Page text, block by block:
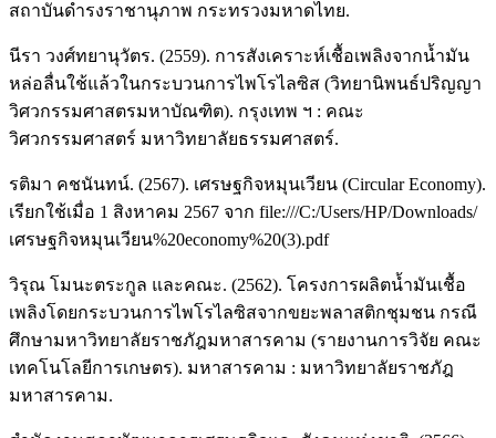
สถาบันดำรงราชานุภาพ กระทรวงมหาดไทย.
นีรา วงศ์ทยานุวัตร. (2559). การสังเคราะห์เชื้อเพลิงจากน้ำมัน
หล่อลื่นใช้แล้วในกระบวนการไพโรไลซิส (วิทยานิพนธ์ปริญญา
วิศวกรรมศาสตรมหาบัณฑิต). กรุงเทพ ฯ : คณะ
วิศวกรรมศาสตร์ มหาวิทยาลัยธรรมศาสตร์.
รติมา คชนันทน์. (2567). เศรษฐกิจหมุนเวียน (Circular Economy).
เรียกใช้เมื่อ 1 สิงหาคม 2567 จาก file:///C:/Users/HP/Downloads/
เศรษฐกิจหมุนเวียน%20economy%20(3).pdf
วิรุณ โมนะตระกูล และคณะ. (2562). โครงการผลิตน้ำมันเชื้อ
เพลิงโดยกระบวนการไพโรไลซิสจากขยะพลาสติกชุมชน กรณี
ศึกษามหาวิทยาลัยราชภัฎมหาสารคาม (รายงานการวิจัย คณะ
เทคโนโลยีการเกษตร). มหาสารคาม : มหาวิทยาลัยราชภัฎ
มหาสารคาม.